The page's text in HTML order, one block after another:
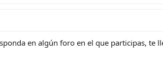
en algún foro en el que participas, te